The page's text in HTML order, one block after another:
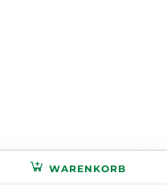
WARENKORB